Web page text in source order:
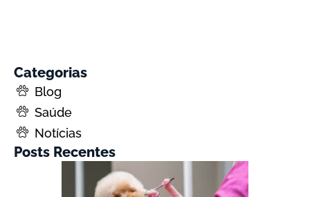
Categorias
Blog
Saúde
Notícias
Posts Recentes